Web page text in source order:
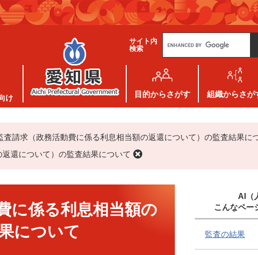
サイト内
検索
g
e
カ
タ
ム
検
け
目的からさがす 組織からさが
査請求（政務活動費に係る利息相当額の返還について）の監査結果に
還について）の監査結果について
に係る利息相当額の
について
AI（
こんなペー
監査の結果